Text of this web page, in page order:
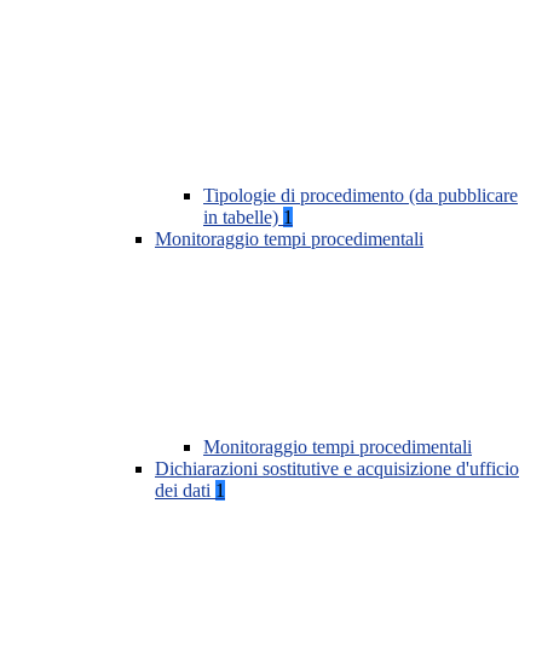
Tipologie di procedimento (da pubblicare
in tabelle) 1
Monitoraggio tempi procedimentali
Monitoraggio tempi procedimentali
Dichiarazioni sostitutive e acquisizione d'ufficio
dei dati 1